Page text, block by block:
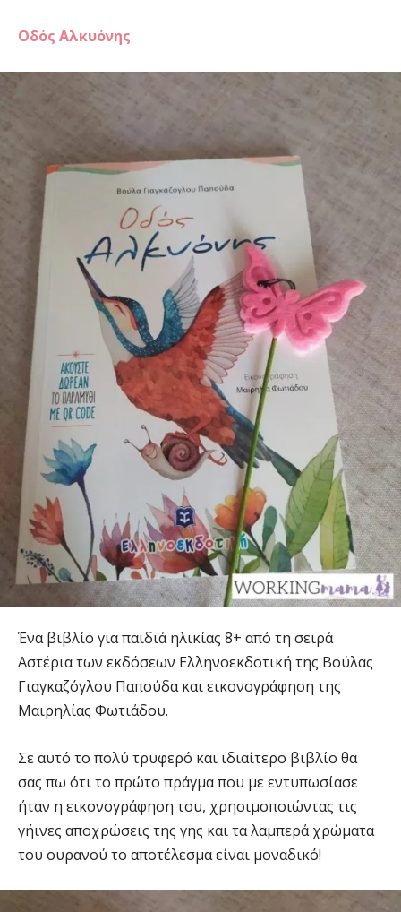
Οδός Αλκυόνης
Ένα βιβλίο για παιδιά ηλικίας 8+ από τη σειρά
Αστέρια των εκδόσεων Ελληνοεκδοτική της Βούλας
Γιαγκαζόγλου Παπούδα και εικονογράφηση της
Μαιρηλίας Φωτιάδου.
Σε αυτό το πολύ τρυφερό και ιδιαίτερο βιβλίο θα
σας πω ότι το πρώτο πράγμα που με εντυπωσίασε
ήταν η εικονογράφηση του, χρησιμοποιώντας τις
γήινες αποχρώσεις της γης και τα λαμπερά χρώματα
του ουρανού το αποτέλεσμα είναι μοναδικό!